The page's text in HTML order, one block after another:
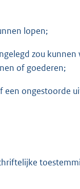
lopen;
zou
of goederen;
ongestoorde